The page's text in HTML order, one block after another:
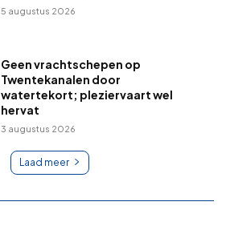
5 augustus 2026
Geen vrachtschepen op
Twentekanalen door
watertekort; pleziervaart wel
hervat
3 augustus 2026
Laad meer